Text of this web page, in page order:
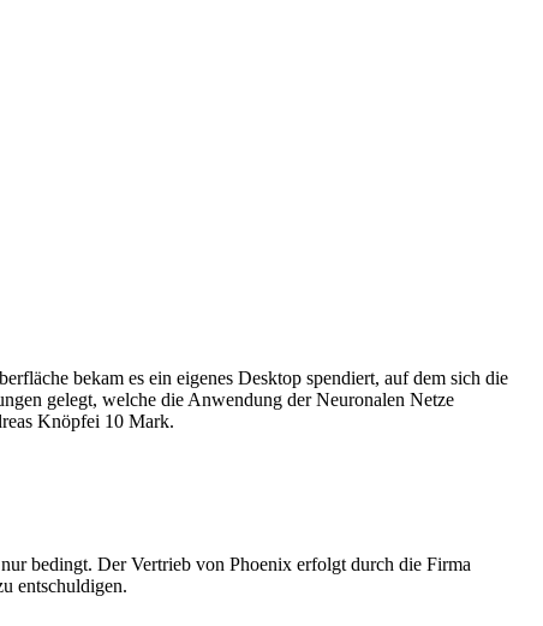
bekam es ein eigenes Desktop spendiert, auf dem sich die
gelegt, welche die Anwendung der Neuronalen Netze
Knöpfei 10 Mark.
bedingt. Der Vertrieb von Phoenix erfolgt durch die Firma
entschuldigen.